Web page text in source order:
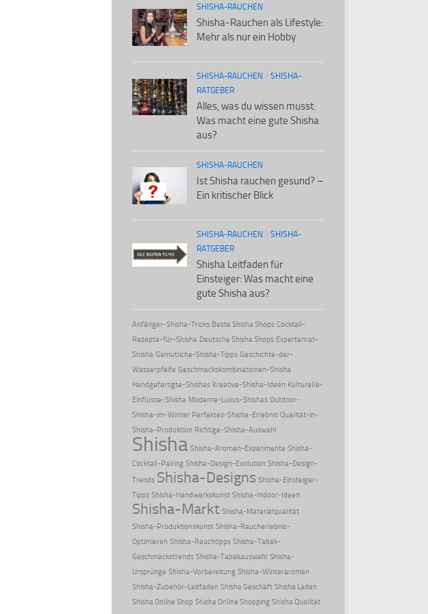
SHISHA-RAUCHEN
Shisha-Rauchen als Lifestyle:
Mehr als nur ein Hobby
SHISHA-RAUCHEN / SHISHA-
RATGEBER
Alles, was du wissen musst:
Was macht eine gute Shisha
aus?
SHISHA-RAUCHEN
Ist Shisha rauchen gesund? –
Ein kritischer Blick
SHISHA-RAUCHEN / SHISHA-
RATGEBER
Shisha Leitfaden für
Einsteiger: Was macht eine
gute Shisha aus?
Anfänger-Shisha-Tricks Beste Shisha Shops Cocktail-
Rezepte-für-Shisha Deutsche Shisha Shops Expertenrat-
Shisha Gemütliche-Shisha-Tipps Geschichte-der-
Wasserpfeife Geschmackskombinationen-Shisha
Handgefertigte-Shishas Kreative-Shisha-Ideen Kulturelle-
Einflüsse-Shisha Moderne-Luxus-Shishas Outdoor-
Shisha-im-Winter Perfektes-Shisha-Erlebnis Qualität-in-
Shisha-Produktion Richtige-Shisha-Auswahl
Shisha Shisha-Aromen-Experimente Shisha-
Cocktail-Pairing Shisha-Design-Evolution Shisha-Design-
Trends Shisha-Designs Shisha-Einsteiger-
Tipps Shisha-Handwerkskunst Shisha-Indoor-Ideen
Shisha-Markt Shisha-Materialqualität
Shisha-Produktionskunst Shisha-Raucherlebnis-
Optimieren Shisha-Rauchtipps Shisha-Tabak-
Geschmackstrends Shisha-Tabakauswahl Shisha-
Ursprünge Shisha-Vorbereitung Shisha-Winteraromen
Shisha-Zubehör-Leitfaden Shisha Geschäft Shisha Laden
Shisha Online Shop Shisha Online Shopping Shisha Qualität